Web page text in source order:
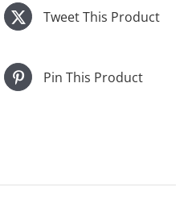
Tweet This Product
Pin This Product